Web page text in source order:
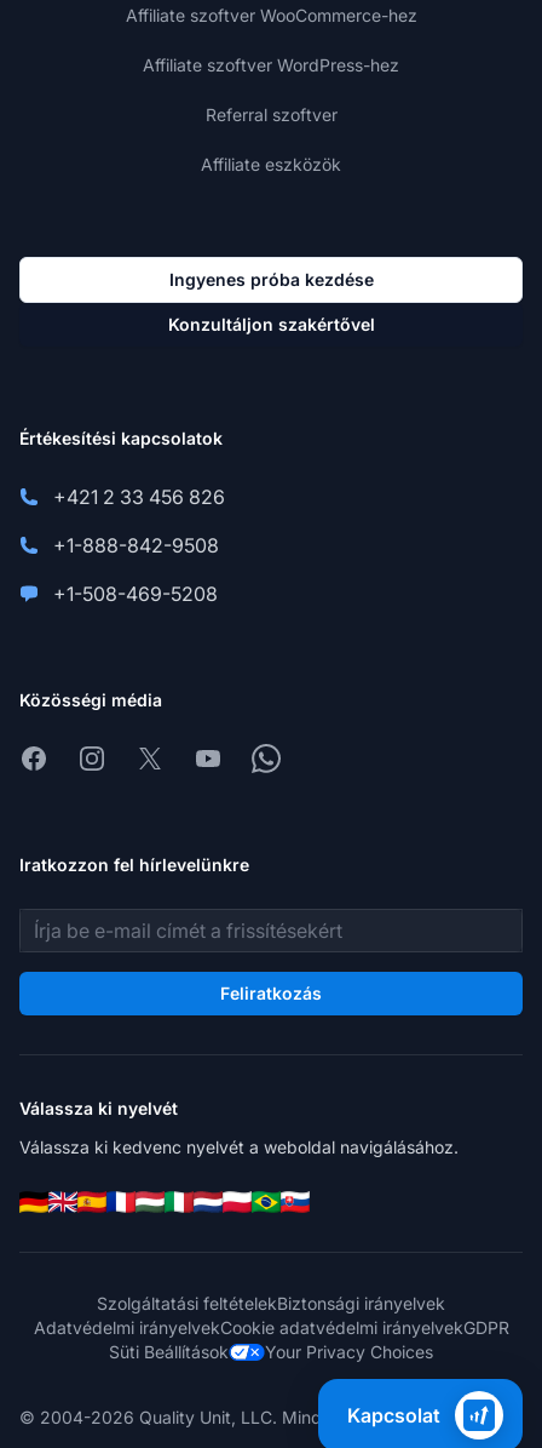
Affiliate szoftver WooCommerce-hez
Affiliate szoftver WordPress-hez
Referral szoftver
Affiliate eszközök
Ingyenes próba kezdése
Konzultáljon szakértővel
Értékesítési kapcsolatok
+421 2 33 456 826
+1-888-842-9508
+1-508-469-5208
Közösségi média
FacebookInstagram
X YoutubeWhatsapp
Iratkozzon fel hírlevelünkre
E-mail cím
Feliratkozás
Válassza ki nyelvét
Válassza ki kedvenc nyelvét a weboldal navigálásához.
Szolgáltatási feltételekBiztonsági irányelvek
Adatvédelmi irányelvekCookie adatvédelmi irányelvekGDPR
Süti Beállítások
Your Privacy Choices
© 2004-2026 Quality Unit, LLC. Minden jog fenntartva.
Kapcsolat